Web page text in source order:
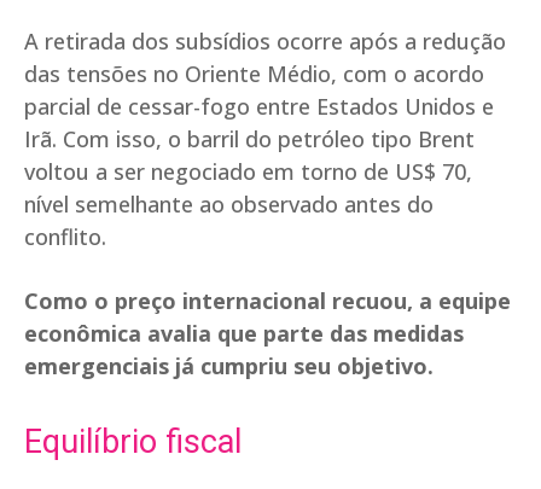
A retirada dos subsídios ocorre após a redução
das tensões no Oriente Médio, com o acordo
parcial de cessar-fogo entre Estados Unidos e
Irã. Com isso, o barril do petróleo tipo Brent
voltou a ser negociado em torno de US$ 70,
nível semelhante ao observado antes do
conflito.
Como o preço internacional recuou, a equipe
econômica avalia que parte das medidas
emergenciais já cumpriu seu objetivo.
Equilíbrio fiscal